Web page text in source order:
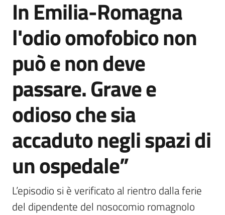
In Emilia-Romagna
l'odio omofobico non
può e non deve
passare. Grave e
odioso che sia
accaduto negli spazi di
un ospedale”
L’episodio si è verificato al rientro dalla ferie
del dipendente del nosocomio romagnolo